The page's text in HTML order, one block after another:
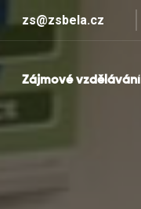
zs@zsbela.cz
Zájmové vzdělávání